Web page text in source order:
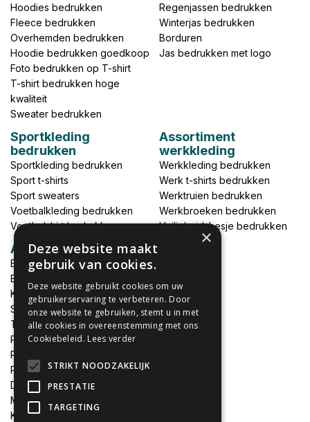
Hoodies bedrukken
Fleece bedrukken
Overhemden bedrukken
Hoodie bedrukken goedkoop
Foto bedrukken op T-shirt
T-shirt bedrukken hoge
kwaliteit
Sweater bedrukken
Regenjassen bedrukken
Winterjas bedrukken
Borduren
Jas bedrukken met logo
Sportkleding
bedrukken
Sportkleding bedrukken
Sport t-shirts
Sport sweaters
Voetbalkleding bedrukken
Voetbalshirt bedrukken
Assortiment
werkkleding
Werkkleding bedrukken
Werk t-shirts bedrukken
Werktruien bedrukken
Werkbroeken bedrukken
Veiligheidshesje bedrukken
Accessoires
Babykleding bedrukken
Broek bedrukken
Kapmantels bedrukken
Schort bedrukken
Tas bedrukken
Relatieschenken
Petten bedrukken
Petten borduren
DTF print per meter
MEGADEALS
Keukenschort bedrukken
×
Deze website maakt
gebruik van cookies.
Deze website gebruikt cookies om uw
gebruikerservaring te verbeteren. Door
onze website te gebruiken, stemt u in met
alle cookies in overeenstemming met ons
Cookiebeleid. Lees verder
STRIKT NOODZAKELIJK
PRESTATIE
TARGETING